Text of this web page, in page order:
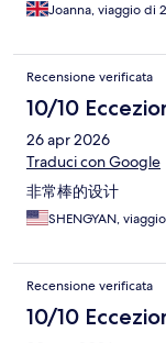
Joanna, viaggio di
Recensione verificata
10/10
26 apr 2026
Traduci con Google
非常棒的设计
SHENGYAN,
Recensione verificata
10/10